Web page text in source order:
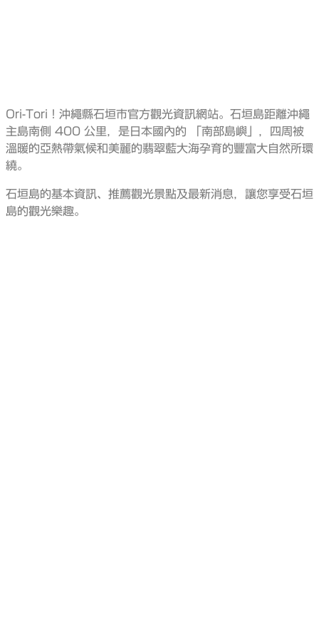
Ori-Tori！沖繩縣石垣市官方觀光資訊網站。石垣島距離沖繩
主島南側 400 公里，是日本國內的 「南部島嶼」，四周被
溫暖的亞熱帶氣候和美麗的翡翠藍大海孕育的豐富大自然所環
繞。
石垣島的基本資訊、推薦觀光景點及最新消息，讓您享受石垣
島的觀光樂趣。